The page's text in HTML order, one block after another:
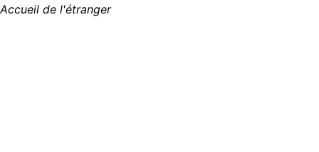
Accueil de l'étranger